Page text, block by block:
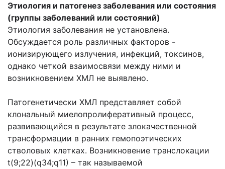
Этиология и патогенез заболевания или состояния
(группы заболеваний или состояний)
Этиология заболевания не установлена.
Обсуждается роль различных факторов -
ионизирующего излучения, инфекций, токсинов,
однако четкой взаимосвязи между ними и
возникновением ХМЛ не выявлено.
Патогенетически ХМЛ представляет собой
клональный миелопролиферативный процесс,
развивающийся в результате злокачественной
трансформации в ранних гемопоэтических
стволовых клетках. Возникновение транслокации
t(9;22)(q34;q11) – так называемой